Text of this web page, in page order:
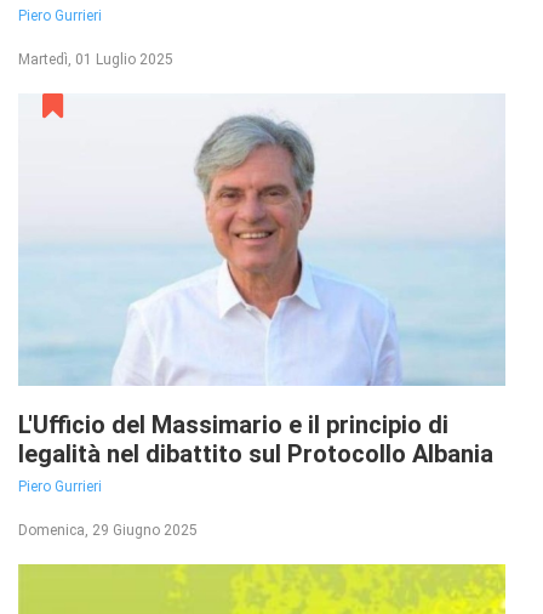
Piero Gurrieri
Martedì, 01 Luglio 2025
L'Ufficio del Massimario e il principio di
legalità nel dibattito sul Protocollo Albania
Piero Gurrieri
Domenica, 29 Giugno 2025